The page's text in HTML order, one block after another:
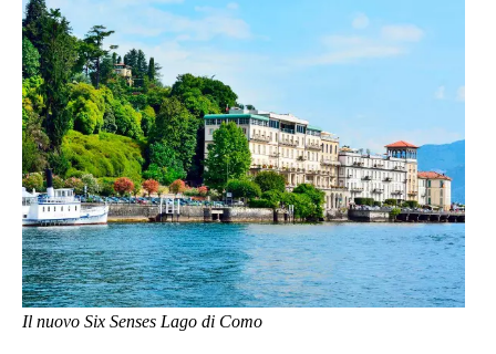
Il nuovo Six Senses Lago di Como